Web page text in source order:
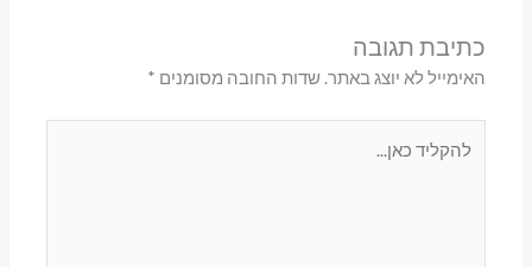
כתיבת תגובה
האימייל לא יוצג באתר. שדות החובה מסומנים *